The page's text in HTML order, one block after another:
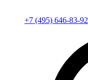
+7 (495) 646-83-92